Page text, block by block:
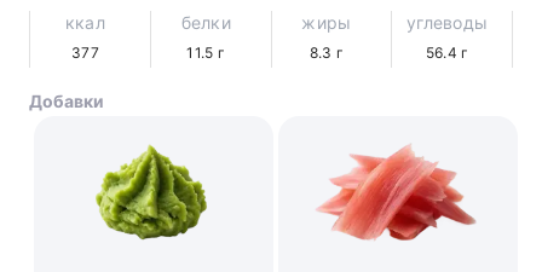
ккал
377
белки
11.5 г
жиры
8.3 г
углеводы
56.4 г
Добавки